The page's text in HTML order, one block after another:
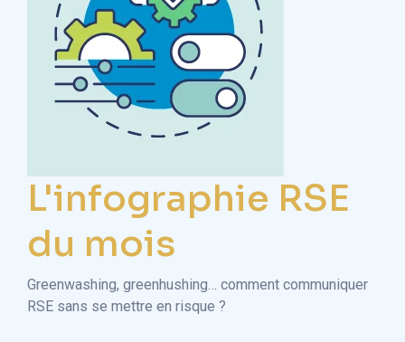
L'infographie RSE
du mois
Greenwashing, greenhushing… comment communiquer
RSE sans se mettre en risque ?